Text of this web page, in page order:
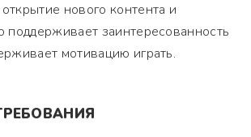
нового контента и
поддерживает заинтересованность
мотивацию играть.